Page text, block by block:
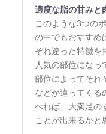
適度な脂の甘みと
このような3つの
の中でもおすすめ
ぞれ違った特徴を
人気の部位になっ
部位によってそれ
などが違ってくる
べれば、大満足の
ことが出来るかと